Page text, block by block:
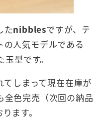
たnibblesですが、テ
の人気モデルである
型です。
しまって現在在庫が
全色完売（次回の納品
ます。